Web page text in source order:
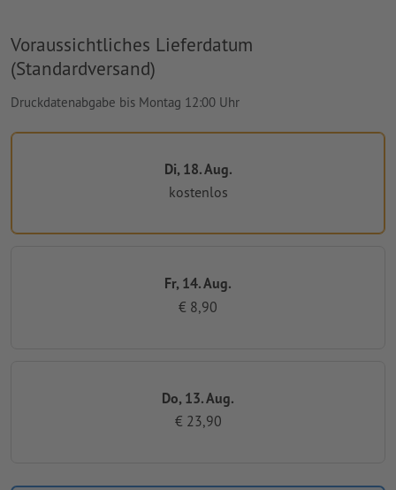
Voraussichtliches Lieferdatum
(Standardversand)
Druckdatenabgabe bis Montag 12:00 Uhr
Di, 18. Aug.
kostenlos
Fr, 14. Aug.
€ 8,90
Do, 13. Aug.
€ 23,90